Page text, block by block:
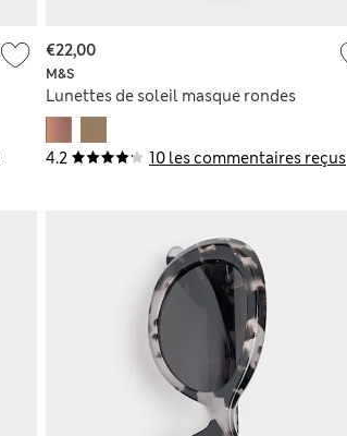
4.2 10 les commentaires reçus
M&S
Lunettes de soleil masque rondes
€22,00